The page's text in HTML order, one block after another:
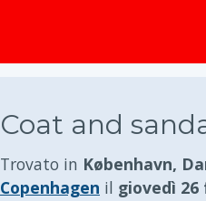
Coat and
Trovato in København,
Copenhagen il giovedì 26